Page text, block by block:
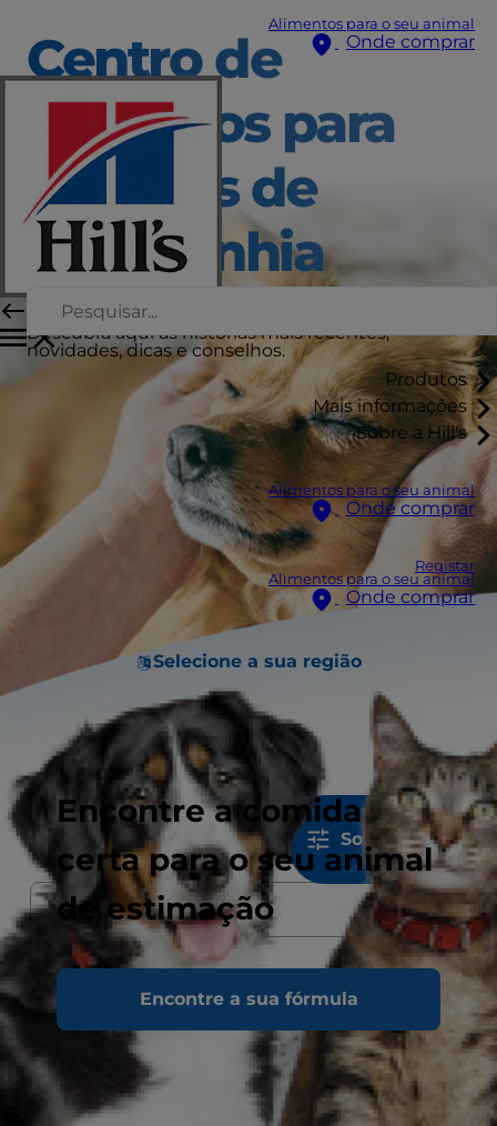
Alimentos para o seu animal
Onde comprar
Produtos
Mais informações
Sobre a Hill's
Alimentos para o seu animal
Onde comprar
Registar
Alimentos para o seu animal
Onde comprar
Selecione a sua região
Encontre a comida
certa para o seu animal
de estimação
Encontre a sua fórmula
Centro de
Cuidados para
Animais de
Companhia
Descubra aqui as histórias mais recentes,
novidades, dicas e conselhos.
393 Resultados
Sort & Filter